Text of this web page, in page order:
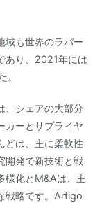
域も世界のラバー
あり、2021年には
、シェアの大部分
カーとサプライヤ
どは、主に柔軟性
開発で新技術と戦
様化とM&Aは、主
戦略です。Artigo